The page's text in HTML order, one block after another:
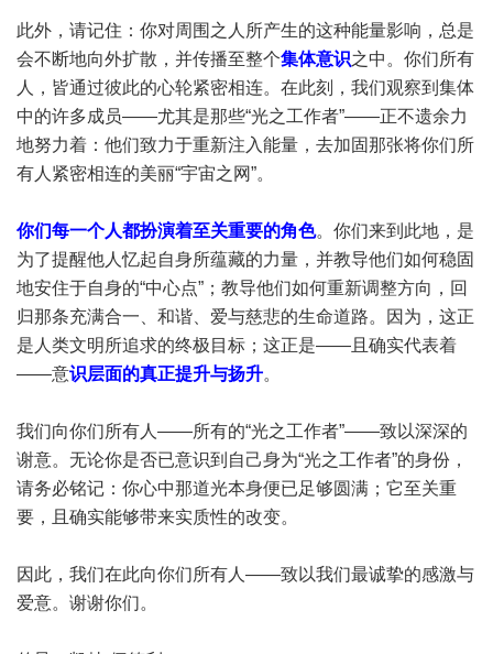
此外，请记住：你对周围之人所产生的这种能量影响，总是
会不断地向外扩散，并传播至整个集体意识之中。你们所有
人，皆通过彼此的心轮紧密相连。在此刻，我们观察到集体
中的许多成员——尤其是那些“光之工作者”——正不遗余力
地努力着：他们致力于重新注入能量，去加固那张将你们所
有人紧密相连的美丽“宇宙之网”。
你们每一个人都扮演着至关重要的角色。你们来到此地，是
为了提醒他人忆起自身所蕴藏的力量，并教导他们如何稳固
地安住于自身的“中心点”；教导他们如何重新调整方向，回
归那条充满合一、和谐、爱与慈悲的生命道路。因为，这正
是人类文明所追求的终极目标；这正是——且确实代表着
——意识层面的真正提升与扬升。
我们向你们所有人——所有的“光之工作者”——致以深深的
谢意。无论你是否已意识到自己身为“光之工作者”的身份，
请务必铭记：你心中那道光本身便已足够圆满；它至关重
要，且确实能够带来实质性的改变。
因此，我们在此向你们所有人——致以我们最诚挚的感激与
爱意。谢谢你们。